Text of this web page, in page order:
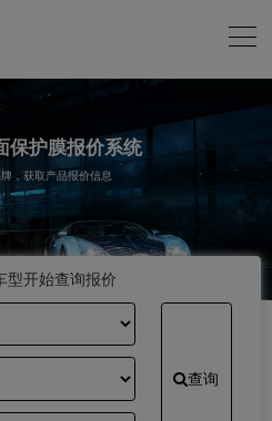
保护膜报价系统
，获取产品报价信息
型开始查询报价
查询